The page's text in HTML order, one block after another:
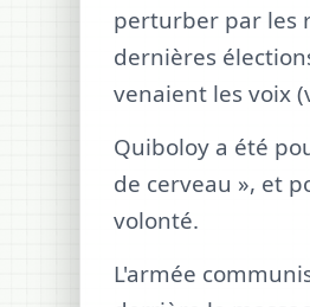
perturber par les
dernières
venaient les voix
Quiboloy a été
de cerveau », et
volonté.
L'armée